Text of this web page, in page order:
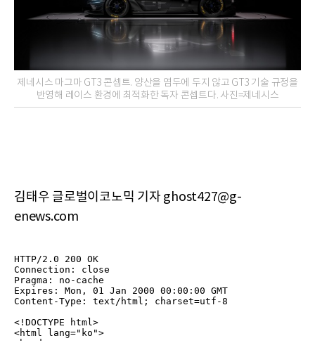
제네시스 마그마 GT3 콘셉트. 양산을 염두에 두지 않고 GT3 기술 규정을
반영해 레이스 환경에 최적화한 독자 콘셉트다. 사진=제네시스
김태우 글로벌이코노믹 기자 ghost427@g-
enews.com